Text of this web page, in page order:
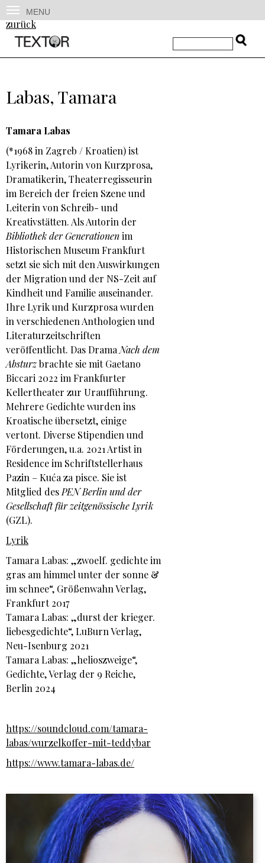
MENU
zurück
Labas, Tamara
Tamara Labas
(*1968 in Zagreb / Kroatien) ist
Lyrikerin, Autorin von Kurzprosa,
Dramatikerin, Theaterregisseurin
im Bereich der freien Szene und
Leiterin von Schreib- und
Kreativstätten. Als Autorin der
Bibliothek der Generationenim
Historischen Museum Frankfurt
setzt sie sich mit den Auswirkungen
der Migration und der NS-Zeit auf
Kindheit und Familie auseinander.
Ihre Lyrik und Kurzprosa wurden
in verschiedenen Anthologien und
Literaturzeitschriften
veröffentlicht. Das Drama Nach dem
Absturzbrachte sie mit Gaetano
Biccari 2022 im Frankfurter
Kellertheater zur Uraufführung.
Mehrere Gedichte wurden ins
Kroatische übersetzt, einige
vertont. Diverse Stipendien und
Förderungen, u.a. 2021 Artist in
Residence im Schriftstellerhaus
Pazin – Kuća za pisce. Sie ist
Mitglied des PEN Berlin und der
Gesellschaft für zeitgenössische Lyrik
(GZL).
Lyrik
Tamara Labas: „zwoelf. gedichte im
gras am himmel unter der sonne &
im schnee“, Größenwahn Verlag,
Frankfurt 2017
Tamara Labas: „durst der krieger.
liebesgedichte“, LuBurn Verlag,
Neu-Isenburg 2021
Tamara Labas: „helioszweige“,
Gedichte, Verlag der 9 Reiche,
Berlin 2024
https://soundcloud.com/tamara-
labas/wurzelkoffer-mit-teddybar
https://www.tamara-labas.de/